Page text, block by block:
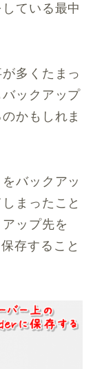
ている最中
多くたまっ
ックアップ
かもしれま
バックアッ
まったこと
ップ先を
存する こと